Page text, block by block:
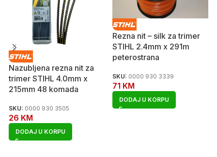
Nazubljena rezna nit za
trimer STIHL 4.0mm x
215mm 48 komada
SKU: 0000 930 3505
26 KM
DODAJ U KORPU
Rezna nit – silk za trimer
STIHL 2.4mm x 291m
peterostrana
SKU: 0000 930 3339
71 KM
DODAJ U KORPU